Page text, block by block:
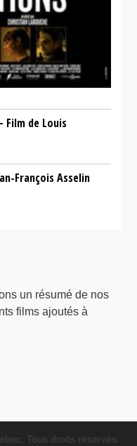
Film de Louis
François Asselin
un résumé de nos
films ajoutés à
Tous droits réservés.